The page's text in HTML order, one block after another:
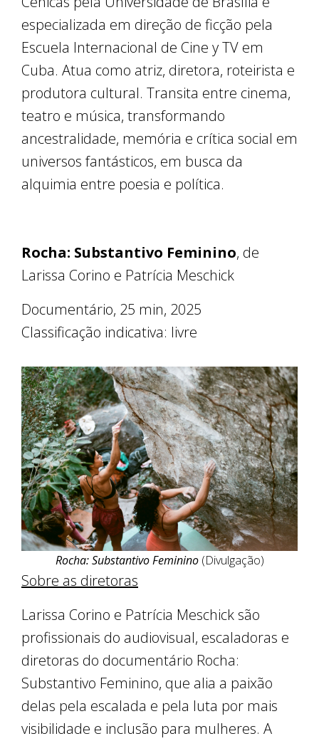
especializada em direção de ficção pela
Escuela Internacional de Cine y TV em
Cuba. Atua como atriz, diretora, roteirista e
produtora cultural. Transita entre cinema,
teatro e música, transformando
ancestralidade, memória e crítica social em
universos fantásticos, em busca da
alquimia entre poesia e política.
Rocha: Substantivo Feminino, de
Larissa Corino e Patrícia Meschick
Documentário, 25 min, 2025
Classificação indicativa: livre
Rocha: Substantivo Feminino (Divulgação)
Sobre as diretoras
Larissa Corino e Patrícia Meschick são
profissionais do audiovisual, escaladoras e
diretoras do documentário Rocha:
Substantivo Feminino, que alia a paixão
delas pela escalada e pela luta por mais
visibilidade e inclusão para mulheres. A